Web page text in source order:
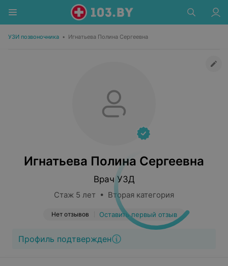
УЗИ позвоночника • Игнатьева Полина Сергеевна
Игнатьева Полина Сергеевна
Врач УЗД
Стаж 5 лет • Вторая категория
Нет отзывов Оставить первый отзыв
Профиль подтвержден